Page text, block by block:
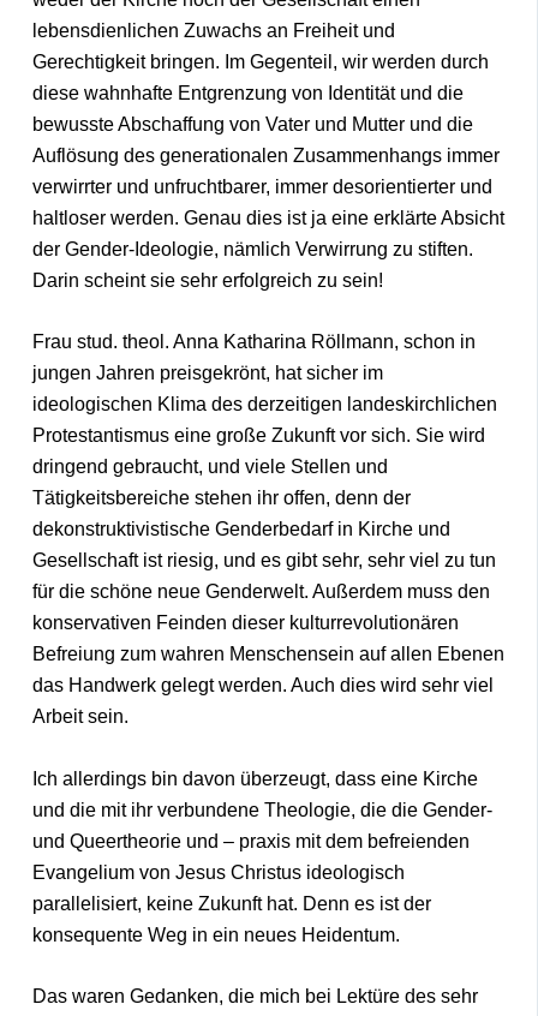
lebensdienlichen Zuwachs an Freiheit und
Gerechtigkeit bringen. Im Gegenteil, wir werden durch
diese wahnhafte Entgrenzung von Identität und die
bewusste Abschaffung von Vater und Mutter und die
Auflösung des generationalen Zusammenhangs immer
verwirrter und unfruchtbarer, immer desorientierter und
haltloser werden. Genau dies ist ja eine erklärte Absicht
der Gender-Ideologie, nämlich Verwirrung zu stiften.
Darin scheint sie sehr erfolgreich zu sein!
Frau stud. theol. Anna Katharina Röllmann, schon in
jungen Jahren preisgekrönt, hat sicher im
ideologischen Klima des derzeitigen landeskirchlichen
Protestantismus eine große Zukunft vor sich. Sie wird
dringend gebraucht, und viele Stellen und
Tätigkeitsbereiche stehen ihr offen, denn der
dekonstruktivistische Genderbedarf in Kirche und
Gesellschaft ist riesig, und es gibt sehr, sehr viel zu tun
für die schöne neue Genderwelt. Außerdem muss den
konservativen Feinden dieser kulturrevolutionären
Befreiung zum wahren Menschensein auf allen Ebenen
das Handwerk gelegt werden. Auch dies wird sehr viel
Arbeit sein.
Ich allerdings bin davon überzeugt, dass eine Kirche
und die mit ihr verbundene Theologie, die die Gender-
und Queertheorie und – praxis mit dem befreienden
Evangelium von Jesus Christus ideologisch
parallelisiert, keine Zukunft hat. Denn es ist der
konsequente Weg in ein neues Heidentum.
Das waren Gedanken, die mich bei Lektüre des sehr